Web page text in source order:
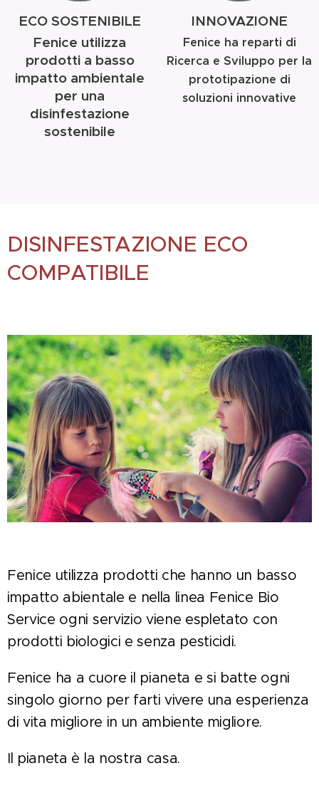
ECO SOSTENIBILE
Fenice utilizza
prodotti a basso
impatto ambientale
per una
disinfestazione
sostenibile
INNOVAZIONE
Fenice ha reparti di
Ricerca e Sviluppo per la
prototipazione di
soluzioni innovative
DISINFESTAZIONE ECO
COMPATIBILE
Fenice utilizza prodotti che hanno un basso
impatto abientale e nella linea Fenice Bio
Service ogni servizio viene espletato con
prodotti biologici e senza pesticidi.
Fenice ha a cuore il pianeta e si batte ogni
singolo giorno per farti vivere una esperienza
di vita migliore in un ambiente migliore.
Il pianeta è la nostra casa.